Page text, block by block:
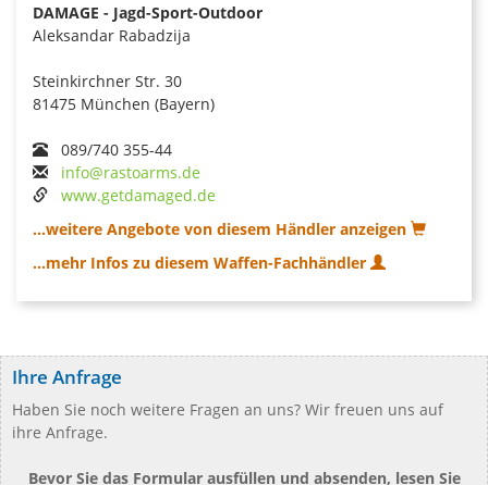
DAMAGE - Jagd-Sport-Outdoor
Aleksandar Rabadzija
Steinkirchner Str. 30
81475 München (Bayern)
089/740 355-44
info@rastoarms.de
www.getdamaged.de
...weitere Angebote von diesem Händler anzeigen
...mehr Infos zu diesem Waffen-Fachhändler
Ihre Anfrage
Haben Sie noch weitere Fragen an uns? Wir freuen uns auf
ihre Anfrage.
Bevor Sie das Formular ausfüllen und absenden, lesen Sie